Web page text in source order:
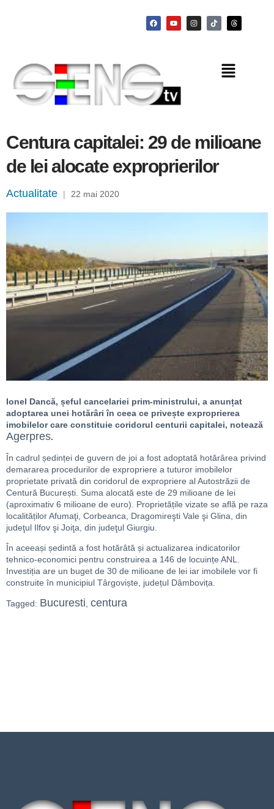
Centura capitalei: 29 de milioane
de lei alocate exproprierilor
Actualitate | 22 mai 2020
Ionel Dancă, șeful cancelariei prim-ministrului, a anunțat
adoptarea unei hotărâri în ceea ce privește exproprierea
imobilelor care constituie coridorul centurii capitalei, notează
Agerpres.
În cadrul ședinței de guvern de joi a fost adoptată hotărârea privind
demararea procedurilor de expropriere a tuturor imobilelor
proprietate privată din coridorul de expropriere al Autostrăzii de
Centură București. Suma alocată este de 29 milioane de lei
(aproximativ 6 milioane de euro). Proprietățile vizate se află pe raza
localităților Afumaţi, Corbeanca, Dragomireşti Vale şi Glina, din
judeţul Ilfov şi Joiţa, din judeţul Giurgiu.
În aceeași ședintă a fost hotărâtă și actualizarea indicatorilor
tehnico-economici pentru construirea a 146 de locuințe ANL.
Investiția are un buget de 30 de milioane de lei iar imobilele vor fi
construite în municipiul Târgoviște, județul Dâmbovița.
Tagged: Bucuresti, centura